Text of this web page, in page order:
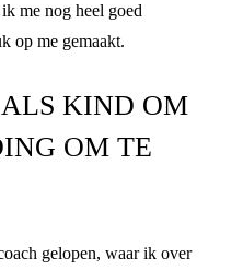
me nog heel goed
op me gemaakt.
KIND OM
OM TE
gelopen, waar ik over